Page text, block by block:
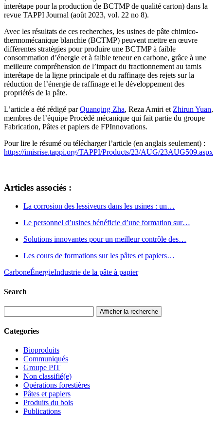
interétape pour la production de BCTMP de qualité carton) dans la
revue TAPPI Journal (août 2023, vol. 22 no 8).
Avec les résultats de ces recherches, les usines de pâte chimico-
thermomécanique blanchie (BCTMP) peuvent mettre en œuvre
différentes stratégies pour produire une BCTMP à faible
consommation d’énergie et à faible teneur en carbone, grâce à une
meilleure compréhension de l’impact du fractionnement au tamis
interétape de la ligne principale et du raffinage des rejets sur la
réduction de l’énergie de raffinage et le développement des
propriétés de la pâte.
L’article a été rédigé parQuanqing Zha, Reza Amiri et Zhirun Yuan,
membres de l’équipe Procédé mécanique qui fait partie du groupe
Fabrication, Pâtes et papiers de FPInnovations.
Pour lire le résumé ou télécharger l’article (en anglais seulement) :
https://imisrise.tappi.org/TAPPI/Products/23/AUG/23AUG509.aspx
Articles associés :
La corrosion des lessiveurs dans les usines : un…
Le personnel d’usines bénéficie d’une formation sur…
Solutions innovantes pour un meilleur contrôle des…
Les cours de formations sur les pâtes et papiers…
CarboneÉnergieIndustrie de la pâte à papier
Search
Afficher la recherche
Categories
Bioproduits
Communiqués
Groupe PIT
Non classifié(e)
Opérations forestières
Pâtes et papiers
Produits du bois
Publications